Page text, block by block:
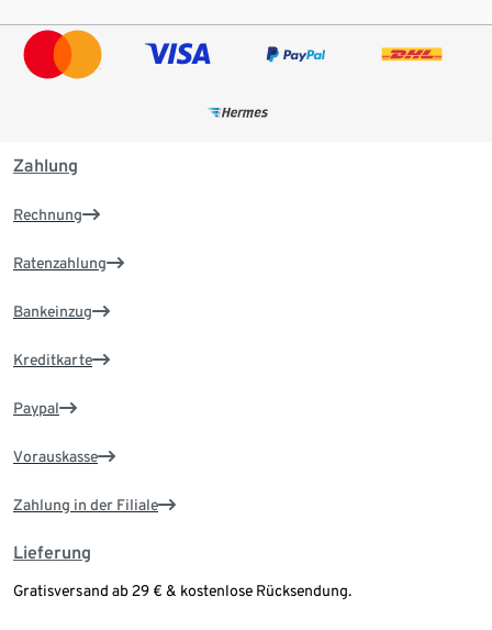
Zahlung
Rechnung
Ratenzahlung
Bankeinzug
Kreditkarte
Paypal
Vorauskasse
Zahlung in der Filiale
Lieferung
Gratisversand ab 29 € & kostenlose Rücksendung.